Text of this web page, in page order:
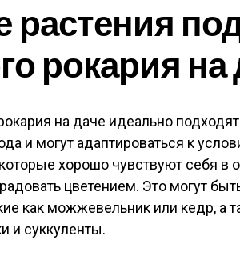
растения
рокария на
на даче идеально
и могут адаптироваться к
хорошо чувствуют себя в
цветением. Это могут
как можжевельник или кедр, а
и суккуленты.